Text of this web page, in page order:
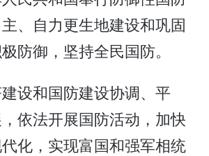
、自力更生地建设和巩固
防御，坚持全民国防。
设和国防建设协调、平
依法开展国防活动，加快
化，实现富国和强军相统